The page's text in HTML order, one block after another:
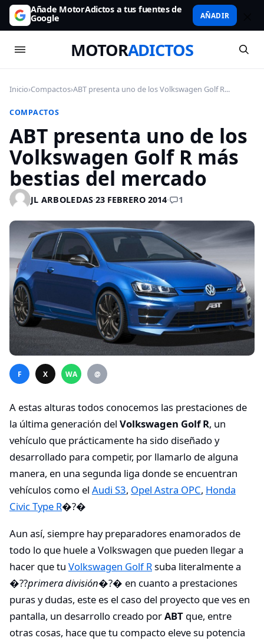
Añade MotorAdictos a tus fuentes de
Google AÑADIR
MOTORADICTOS
Inicio›Compactos›ABT presenta uno de los Volkswagen Golf R...
COMPACTOS
ABT presenta uno de los
Volkswagen Golf R más
bestias del mercado
JL ARBOLEDAS·23 FEBRERO 2014· 1
F X WA @
A estas alturas todos conocemos las prestaciones de
la última generación del Volkswagen Golf R, un
vehículo que prácticamente ha sido diseñado y
desarrollado para competir, por llamarlo de alguna
manera, en una segunda liga donde se encuentran
vehículos como el Audi S3, Opel Astra OPC, Honda
Civic Type R�?�
Aun así, siempre hay preparadores enamorados de
todo lo que huele a Volkswagen que pueden llegar a
hacer que tu Volkswagen Golf Rsuba literalmente a
�??primera división�?� en cuanto a prestaciones
puras y dudas, este es el caso del proyecto que ves en
pantalla, un desarrollo creado porABT que, entre
otras cosas, hace que tu compacto eleve su potencia